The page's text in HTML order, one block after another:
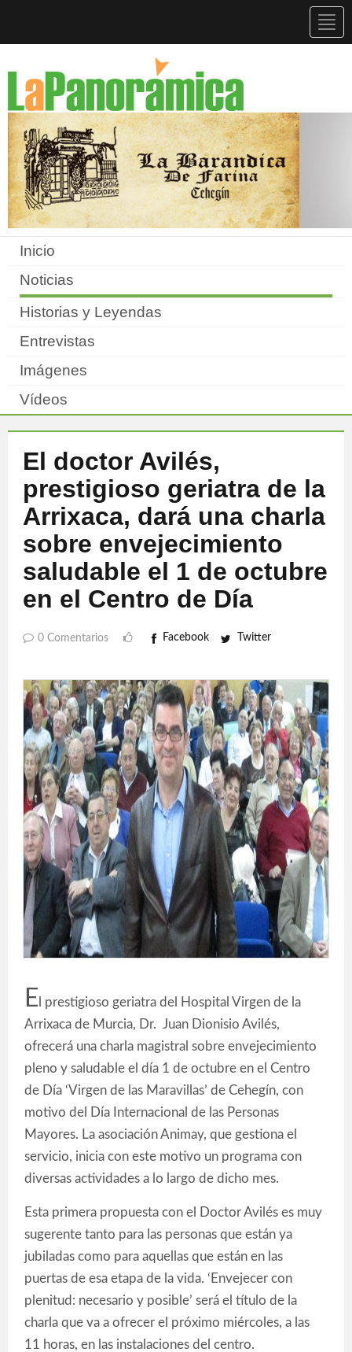
Inicio
Noticias
Historias y Leyendas
Entrevistas
Imágenes
Vídeos
El doctor Avilés,
prestigioso geriatra de la
Arrixaca, dará una charla
sobre envejecimiento
saludable el 1 de octubre
en el Centro de Día
0 Comentarios Facebook Twitter
E l prestigioso geriatra del Hospital Virgen de la
Arrixaca de Murcia, Dr. Juan Dionisio Avilés,
ofrecerá una charla magistral sobre envejecimiento
pleno y saludable el día 1 de octubre en el Centro
de Día ‘Virgen de las Maravillas’ de Cehegín, con
motivo del Día Internacional de las Personas
Mayores. La asociación Animay, que gestiona el
servicio, inicia con este motivo un programa con
diversas actividades a lo largo de dicho mes.
Esta primera propuesta con el Doctor Avilés es muy
sugerente tanto para las personas que están ya
jubiladas como para aquellas que están en las
puertas de esa etapa de la vida. ‘Envejecer con
plenitud: necesario y posible’ será el título de la
charla que va a ofrecer el próximo miércoles, a las
11 horas, en las instalaciones del centro.